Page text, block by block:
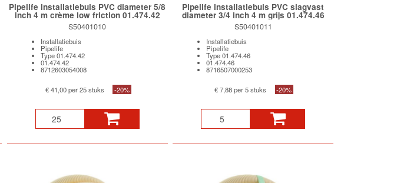
Pipelife installatiebuis PVC diameter 5/8
inch 4 m crème low friction 01.474.42
S50401010
Installatiebuis
Pipelife
Type 01.474.42
01.474.42
8712603054008
€ 41,00 per 25 stuks -20%
Pipelife installatiebuis PVC slagvast
diameter 3/4 inch 4 m grijs 01.474.46
S50401011
Installatiebuis
Pipelife
Type 01.474.46
01.474.46
8716507000253
€ 7,88 per 5 stuks -20%